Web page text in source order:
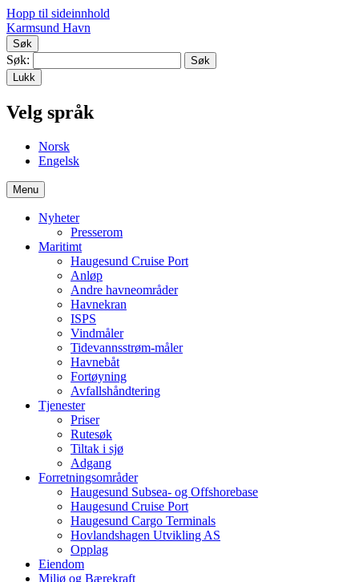
Hopp til sideinnhold
Karmsund Havn
Søk
Søk:
Lukk
Velg språk
Norsk
Engelsk
Menu
Nyheter
Presserom
Maritimt
Haugesund Cruise Port
Anløp
Andre havneområder
Havnekran
ISPS
Vindmåler
Tidevannsstrøm-måler
Havnebåt
Fortøyning
Avfallshåndtering
Tjenester
Priser
Rutesøk
Tiltak i sjø
Adgang
Forretningsområder
Haugesund Subsea- og Offshorebase
Haugesund Cruise Port
Haugesund Cargo Terminals
Hovlandshagen Utvikling AS
Opplag
Eiendom
Miljø og Bærekraft